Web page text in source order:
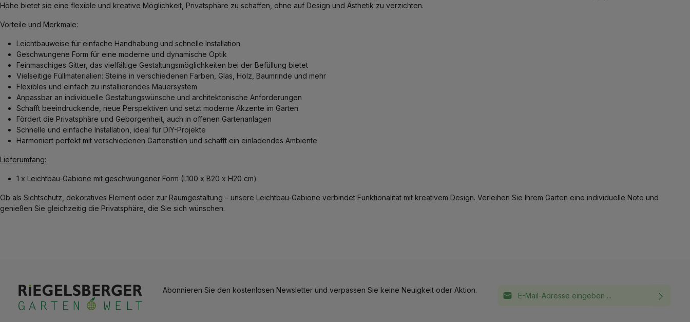
Höhe bietet sie eine flexible und kreative Möglichkeit, Privatsphäre zu schaffen, ohne auf Design und Ästhetik zu verzichten.
Vorteile und Merkmale:
Leichtbauweise für einfache Handhabung und schnelle Installation
Geschwungene Form für eine moderne und dynamische Optik
Feinmaschiges Gitter, das vielfältige Gestaltungsmöglichkeiten bei der Befüllung bietet
Vielseitige Füllmaterialien: Steine in verschiedenen Farben, Glas, Holz, Baumrinde und mehr
Flexibles und einfach zu installierendes Mauersystem
Anpassbar an individuelle Gestaltungswünsche und architektonische Anforderungen
Schafft beeindruckende, neue Perspektiven und setzt moderne Akzente im Garten
Fördert die Privatsphäre und Geborgenheit, auch in offenen Gartenanlagen
Schnelle und einfache Installation, ideal für DIY-Projekte
Harmoniert perfekt mit verschiedenen Gartenstilen und schafft ein einladendes Ambiente
Lieferumfang:
1 x Leichtbau-Gabione mit geschwungener Form (L100 x B20 x H20 cm)
Ob als Sichtschutz, dekoratives Element oder zur Raumgestaltung – unsere Leichtbau-Gabione verbindet Funktionalität mit kreativem Design. Verleihen Sie Ihrem Garten eine individuelle Note und
genießen Sie gleichzeitig die Privatsphäre, die Sie sich wünschen.
Abonnieren Sie den kostenlosen Newsletter und verpassen Sie keine Neuigkeit oder Aktion.